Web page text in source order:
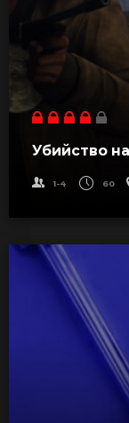
Убийство
1-4 60